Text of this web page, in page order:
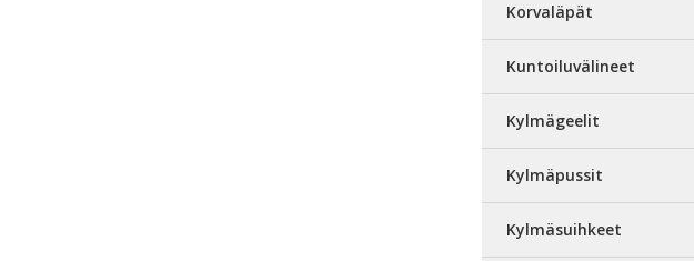
Korvaläpät
Kuntoiluvälineet
Kylmägeelit
Kylmäpussit
Kylmäsuihkeet